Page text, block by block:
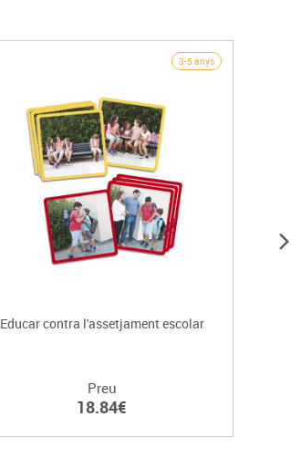
3-5 anys
Educar contra l'assetjament escolar
Preu
18.84€